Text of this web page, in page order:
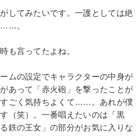
してみたいです。一護としては絶
……。
も言ってたよね。
ムの設定でキャラクターの中身が
あって「赤火砲」を撃ったことが
ごく気持ちよくて……。あれが僕
（笑）。一番唱えたいのは「黒
鉄の王女」の部分がお気に入りな